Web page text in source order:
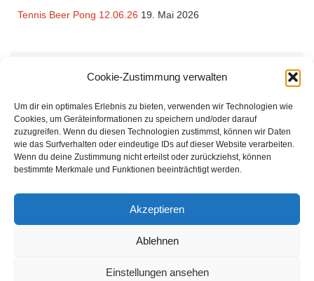
Cookie-Zustimmung verwalten
Um dir ein optimales Erlebnis zu bieten, verwenden wir Technologien wie
Cookies, um Geräteinformationen zu speichern und/oder darauf
zuzugreifen. Wenn du diesen Technologien zustimmst, können wir Daten
wie das Surfverhalten oder eindeutige IDs auf dieser Website verarbeiten.
Wenn du deine Zustimmung nicht erteilst oder zurückziehst, können
bestimmte Merkmale und Funktionen beeinträchtigt werden.
Akzeptieren
Ablehnen
Einstellungen ansehen
Tennis Beer Pong 12.06.26 19. Mai 2026
e.V.
Familien und Einzelmitglieder. Unsere Mitglieder kommen aus Achim, Oyten,
Der Verein Termine Kinder & Jugend